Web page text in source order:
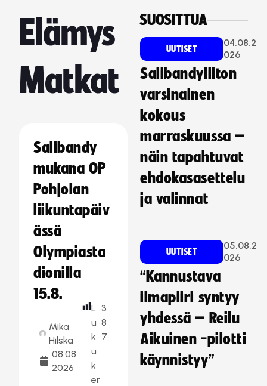
Elämys
Matkat
Salibandy
mukana OP
Pohjolan
liikuntapäiv
ässä
Olympiasta
dionilla
15.8.
Mika
Hilska
08.08.
2026
L
u
k
u
k
er
3
8
7
SUOSITTUA
UUTISET
04.08.2
026
Salibandyliiton
varsinainen
kokous
marraskuussa –
näin tapahtuvat
ehdokasasettelu
ja valinnat
UUTISET
05.08.2
026
“Kannustava
ilmapiiri syntyy
yhdessä – Reilu
Aikuinen -pilotti
käynnistyy”